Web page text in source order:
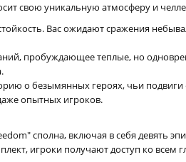
свою уникальную атмосферу и
Вас ожидают сражения
пробуждающее теплые, но
о безымянных героях, чьи подвиги
опытных игроков.
сполна, включая в себя
игроки получают доступ ко